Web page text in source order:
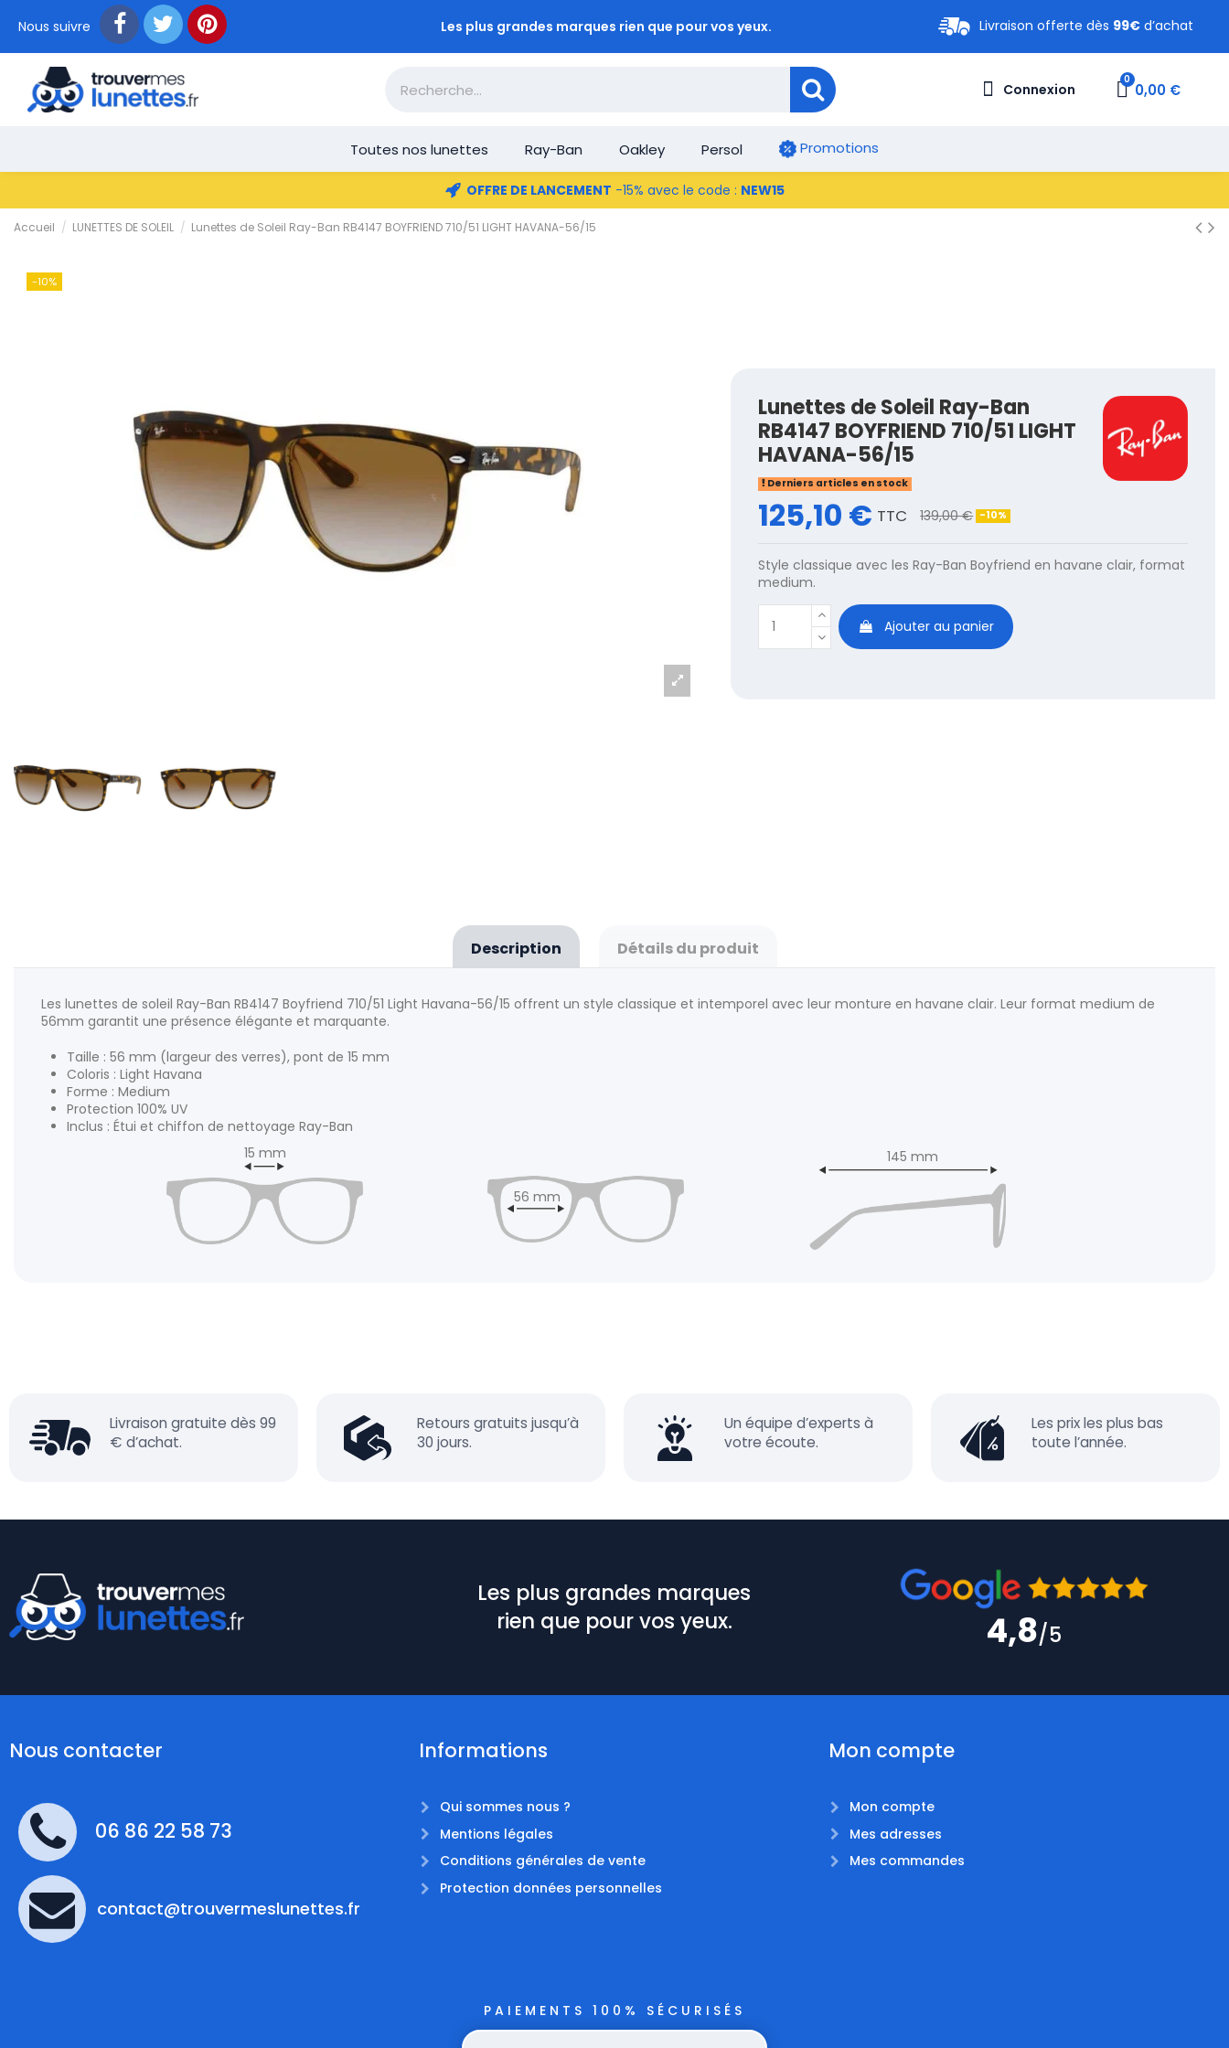
Nous suivre Les plus grandes marques rien que pour vos yeux. Livraison offerte dès 99€ d’achat
Connexion 0,00 €
Toutes nos lunettes Ray-Ban Oakley Persol Promotions
OFFRE DE LANCEMENT -15% avec le code : NEW15
Accueil LUNETTES DE SOLEIL Lunettes de Soleil Ray-Ban RB4147 BOYFRIEND 710/51 LIGHT HAVANA-56/15
-10%
Lunettes de Soleil Ray-Ban
RB4147 BOYFRIEND 710/51 LIGHT
HAVANA-56/15
Derniers articles en stock
125,10 € TTC 139,00 € -10%
Style classique avec les Ray-Ban Boyfriend en havane clair, format
medium.
Ajouter au panier
Description Détails du produit
Les lunettes de soleil Ray-Ban RB4147 Boyfriend 710/51 Light Havana-56/15 offrent un style classique et intemporel avec leur monture en havane clair. Leur format medium de
56mm garantit une présence élégante et marquante.
Taille : 56 mm (largeur des verres), pont de 15 mm
Coloris : Light Havana
Forme : Medium
Protection 100% UV
Inclus : Étui et chiffon de nettoyage Ray-Ban
15 mm
56 mm
145 mm
Livraison gratuite dès 99
€ d’achat.
Retours gratuits jusqu’à
30 jours.
Un équipe d’experts à
votre écoute.
Les prix les plus bas
toute l’année.
Les plus grandes marques
rien que pour vos yeux.
4,8/5
Nous contacter
06 86 22 58 73
contact@trouvermeslunettes.fr
Informations
Qui sommes nous ?
Mentions légales
Conditions générales de vente
Protection données personnelles
Mon compte
Mon compte
Mes adresses
Mes commandes
PAIEMENTS 100% SÉCURISÉS